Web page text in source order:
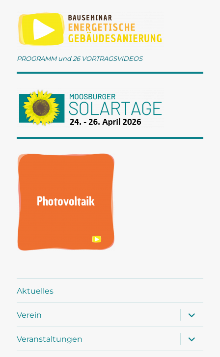
PROGRAMM und 26 VORTRAGSVIDEOS
Aktuelles
Verein öffnen
Veranstaltungen
öffnen